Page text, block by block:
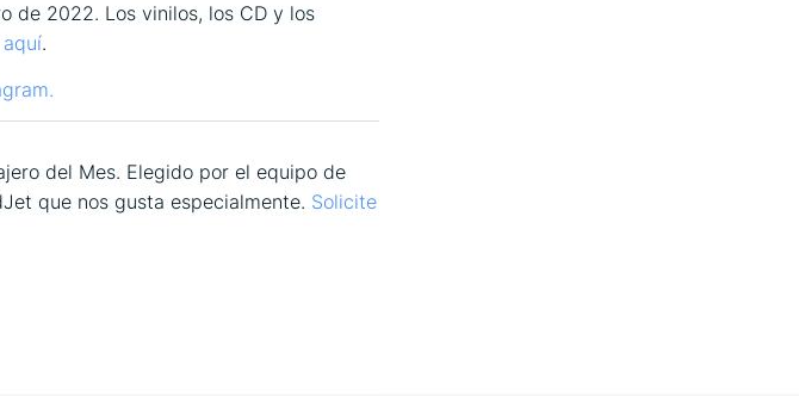
de 2022. Los vinilos, los CD y los
aquí.
del Mes. Elegido por el equipo de
que nos gusta especialmente. Solicite